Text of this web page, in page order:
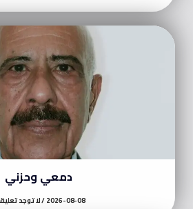
دمعي وحزني
2026-08-08 لا توجد تعليقات